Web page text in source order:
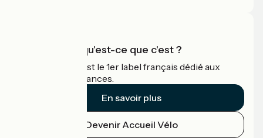
Accueil Vélo qu'est-ce que c'est ?
Accueil Vélo c'est le 1er label français dédié aux
cyclistes en vacances.
En savoir plus
Devenir Accueil Vélo